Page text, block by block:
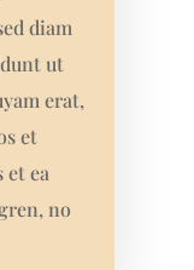
diam
ut
erat,
et
et ea
no